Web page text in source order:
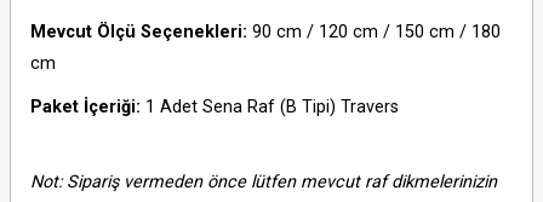
Mevcut Ölçü Seçenekleri: 90 cm / 120 cm / 150 cm / 180
cm
Paket İçeriği: 1 Adet Sena Raf (B Tipi) Travers
Not: Sipariş vermeden önce lütfen mevcut raf dikmelerinizin